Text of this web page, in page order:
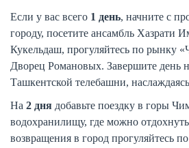
Если у вас всего 1 день, начните с
городу, посетите ансамбль Хазрати
Кукельдаш, прогуляйтесь по рынку
Дворец Романовых. Завершите день
Ташкентской телебашни,
На 2 дня добавьте поездку в горы
водохранилищу, где можно
возвращения в город прогуляйтесь